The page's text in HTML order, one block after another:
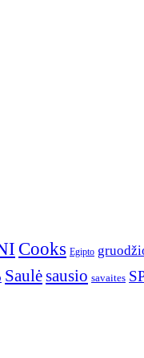
Cooks Egipto
Saulėsausio savaites